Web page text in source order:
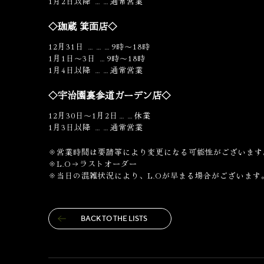
◇珈蔵 箕面店◇
12月31日 ………9時～18時
1月1日～3日 …9時～18時
1月4日以降 ……通常営業
◇宇治園裏参道ガーデン店◇
12月30日～1月2日……休業
1月3日以降 ……通常営業
※営業時間は要請等により変更になる可能性がございま
※L.O→ラストオーダー
※当日の混雑状況により、L.Oが早まる場合がございます
BACK TO THE LISTS